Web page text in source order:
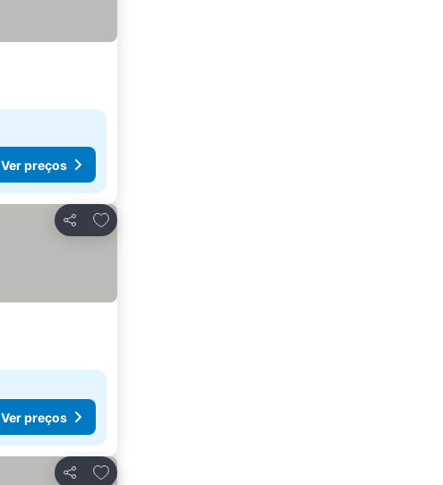
Ver preços
Partilhar
Adicionar aos favoritos
Ver preços
Partilhar
Adicionar aos favoritos